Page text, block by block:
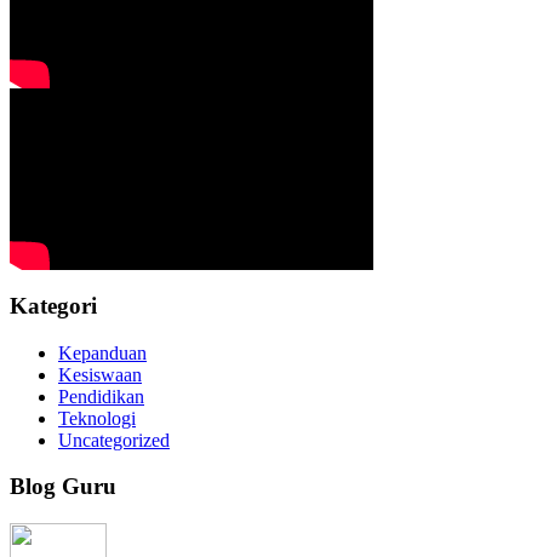
Kategori
Kepanduan
Kesiswaan
Pendidikan
Teknologi
Uncategorized
Blog Guru